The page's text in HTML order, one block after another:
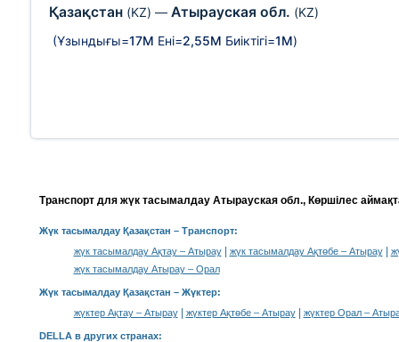
Қазақстан (KZ) — Атырауская обл. (KZ)
(Ұзындығы=17М Ені=2,55М Биіктігі=1М)
Транспорт для жүк тасымалдау Атырауская обл., Көршілес
Жүк тасымалдау Қазақстан – Транспорт:
жүк тасымалдау Ақтау – Атырау| жүк тасымалдау Ақтөбе – Атырау|
жүк тасымалдау Атырау – Орал
Жүк тасымалдау Қазақстан – Жүктер:
жүктер Ақтау – Атырау| жүктер Ақтөбе – Атырау| жүктер Орал –
DELLA в других странах: